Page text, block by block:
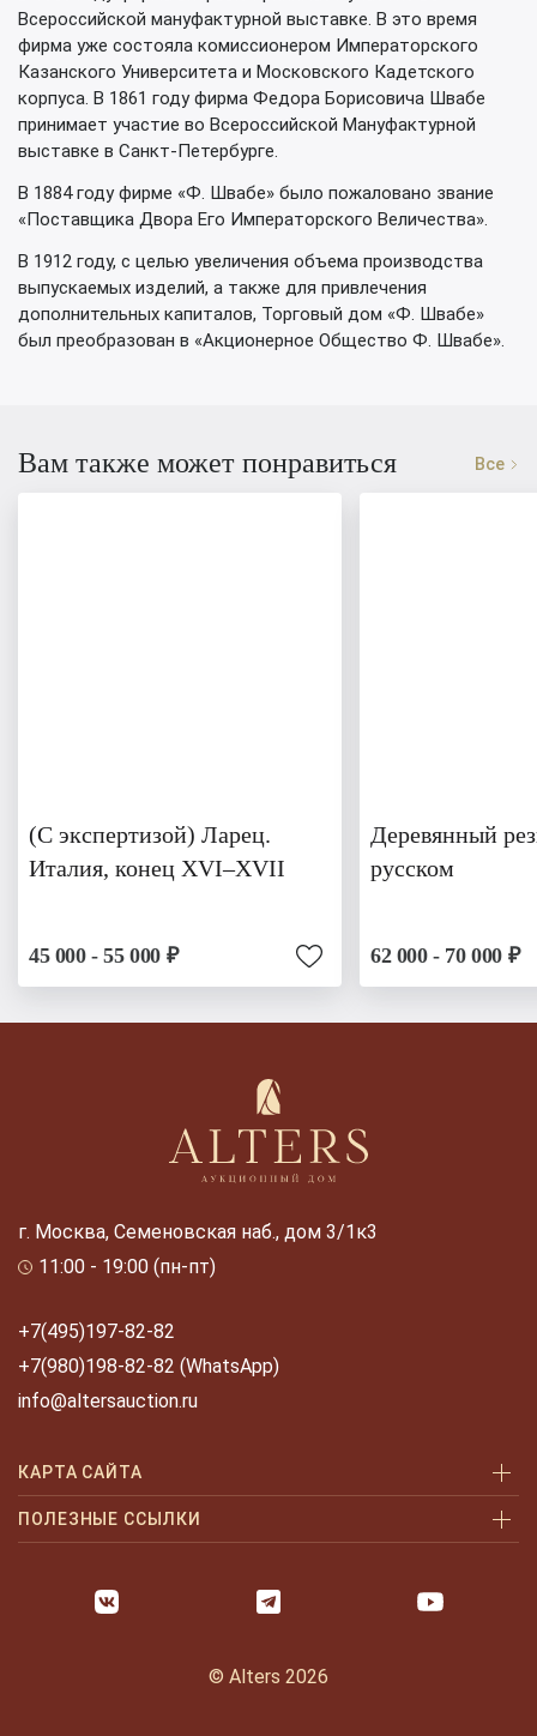
Всероссийской мануфактурной выставке. В это время
фирма уже состояла комиссионером Императорского
Казанского Университета и Московского Кадетского
корпуса. В 1861 году фирма Федора Борисовича Швабе
принимает участие во Всероссийской Мануфактурной
выставке в Санкт-Петербурге.
В 1884 году фирме «Ф. Швабе» было пожаловано звание
«Поставщика Двора Его Императорского Величества».
В 1912 году, с целью увеличения объема производства
выпускаемых изделий, а также для привлечения
дополнительных капиталов, Торговый дом «Ф. Швабе»
был преобразован в «Акционерное Общество Ф. Швабе».
Вам также может понравиться Все
(С экспертизой) Ларец.
Италия, конец XVI–XVII
45 000 - 55 000 ₽
Деревянный
русском
62 000 - 70 000 ₽
г. Москва, Семеновская наб., дом 3/1к3
11:00 - 19:00 (пн-пт)
+7(495)197-82-82
+7(980)198-82-82 (WhatsApp)
info@altersauction.ru
КАРТА САЙТА
Аукционы
Как продать
ПОЛЕЗНЫЕ ССЫЛКИ
Оплата и доставка
Часто задаваемые вопросы
© Alters 2026